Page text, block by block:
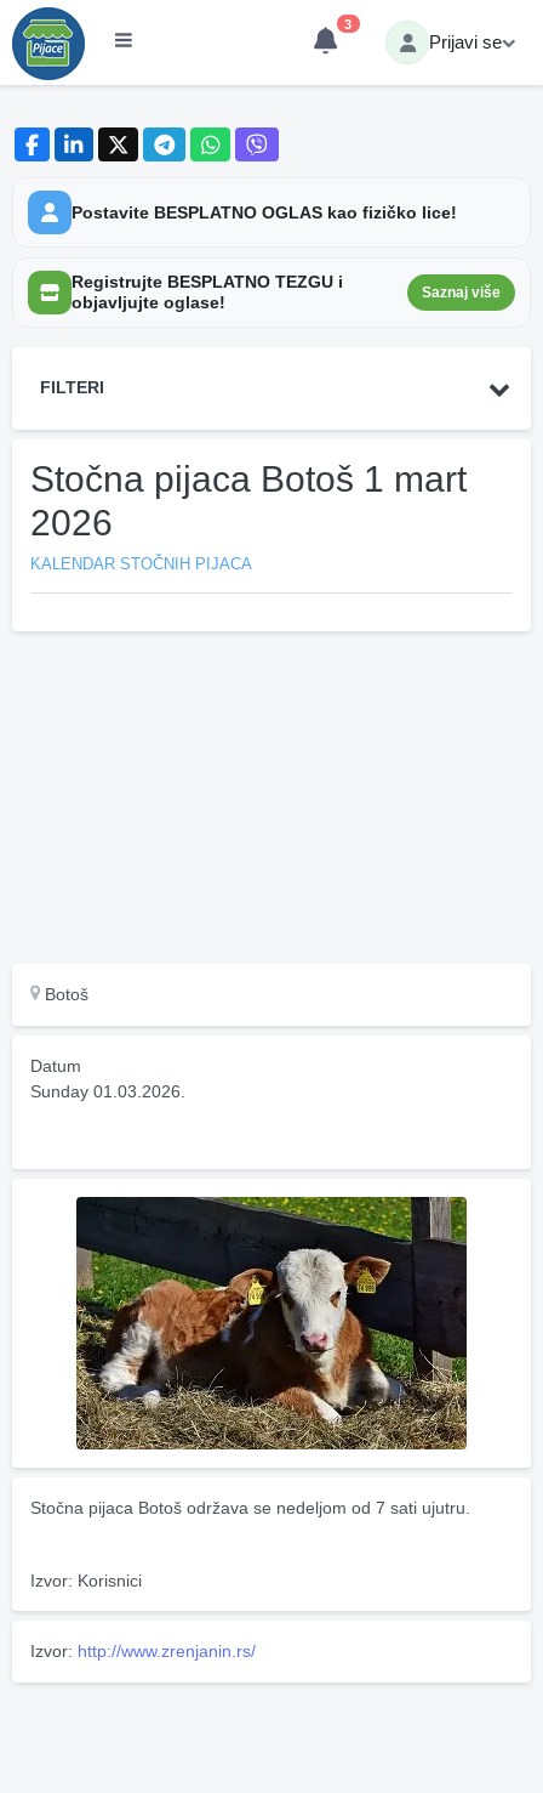
3
Prijavi se
Postavite BESPLATNO OGLAS kao fizičko lice!
Registrujte BESPLATNO TEZGU i
objavljujte oglase!
Saznaj više
FILTERI
Stočna pijaca Botoš 1 mart
2026
KALENDAR STOČNIH PIJACA
Botoš
Datum
Sunday 01.03.2026.
Stočna pijaca Botoš održava se nedeljom od 7 sati ujutru.
Izvor: Korisnici
Izvor: http://www.zrenjanin.rs/